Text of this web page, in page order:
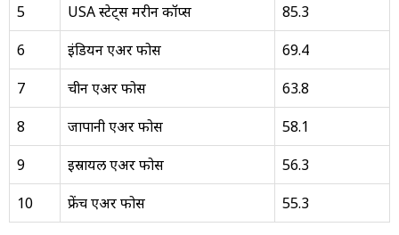
5
USA स्टेट्स मरीन कॉर्प्स
85.3
6
इंडियन एअर फोर्स
69.4
7
चीन एअर फोर्स
63.8
8
जापानी एअर फोर्स
58.1
9
इस्रायल एअर फोर्स
56.3
10
फ्रेंच एअर फोर्स 55.3